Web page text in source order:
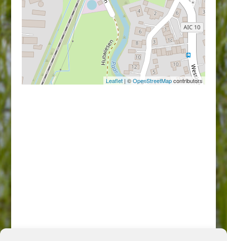
Leaflet | ©OpenStreetMapcontributors